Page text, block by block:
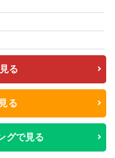
る
る
グで見る